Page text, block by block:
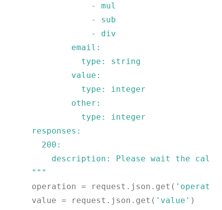
                - mul
                - sub
                - div
            email:
              type: string
            value:
              type: integer
            other:
              type: integer
    responses:
      200:
description: Please wait the
    """
    operation = request.json.get(
    value = request.json.get(
'value' )